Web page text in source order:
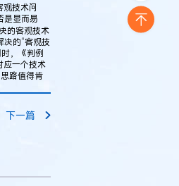
观技术问
是显而易
的客观技术
的“客观技
，《判例
应一个技术
路值得肯
下一篇